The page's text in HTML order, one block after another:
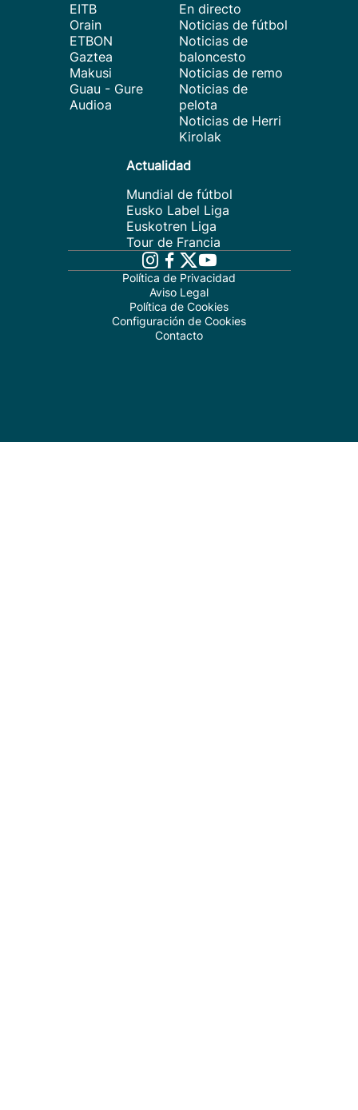
EITB
Orain
ETBON
Gaztea
Makusi
Guau - Gure
Audioa
En directo
Noticias de fútbol
Noticias de
baloncesto
Noticias de remo
Noticias de
pelota
Noticias de Herri
Kirolak
Actualidad
Mundial de fútbol
Eusko Label Liga
Euskotren Liga
Tour de Francia
Política de Privacidad
Aviso Legal
Política de Cookies
Configuración de Cookies
Contacto